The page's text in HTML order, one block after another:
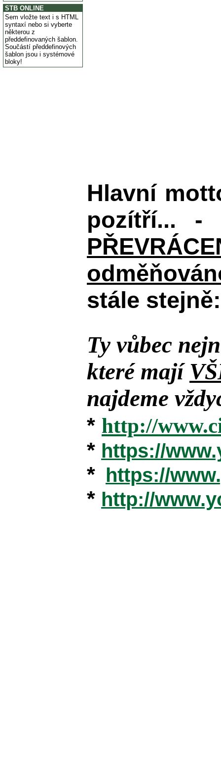
STB ONLINE
Sem vložte text i s HTML
syntaxí nebo si vyberte
některou z
předdefinovaných šablon.
Součástí předdefinových
šablon jsou i systémové
bloky!
Hlavní
pozítří...
stále stejně:
Ty vůbec
které mají
najdeme
* http://
* https://
* https://
* http://